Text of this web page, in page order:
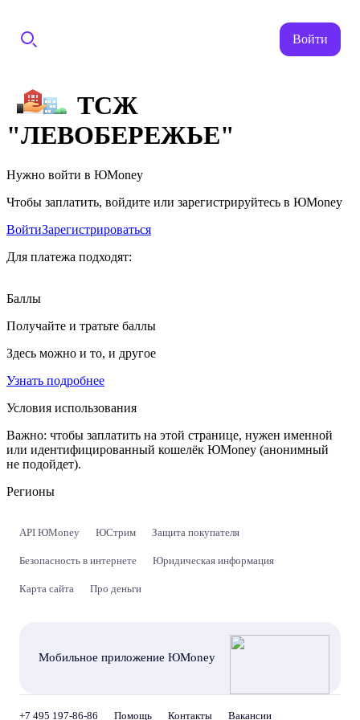
Войти
ТСЖ
"ЛЕВОБЕРЕЖЬЕ"
Нужно войти в ЮMoney
Чтобы заплатить, войдите или зарегистрируйтесь в ЮMoney
ВойтиЗарегистрироваться
Для платежа подходят:
Баллы
Получайте и тратьте баллы
Здесь можно и то, и другое
Узнать подробнее
Условия использования
Важно: чтобы заплатить на этой странице, нужен именной
или идентифицированный кошелёк ЮMoney (анонимный
не подойдет).
Регионы
API ЮMoney ЮСтрим Защита покупателя
Безопасность в интернете Юридическая информация
Карта сайта Про деньги
Мобильное приложение ЮMoney
+7 495 197-86-86 Помощь Контакты Вакансии